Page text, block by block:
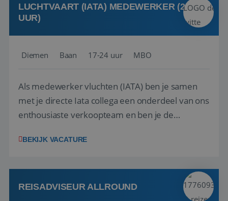
LUCHTVAART (IATA) MEDEWERKER (24-32
UUR)
Diemen Baan 17-24 uur MBO
Als medewerker vluchten (IATA) ben je samen
met je directe Iata collega een onderdeel van ons
enthousiaste verkoopteam en ben je de
en tarieven waar je collega’s niet uitkomen.
kwaliteitsbewaking van alles wat met IATA te m...
BEKIJK VACATURE
REISADVISEUR ALLROUND